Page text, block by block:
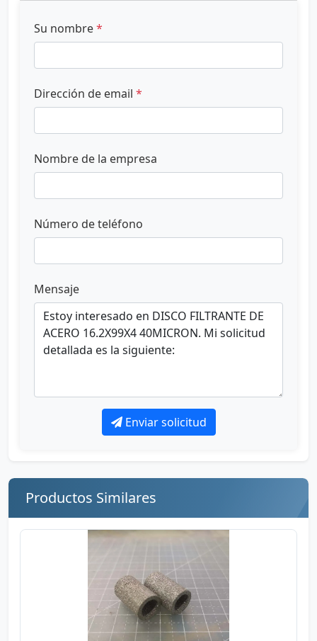
Su nombre*
Dirección de email *
Nombre de la empresa
Número de teléfono
Mensaje
Enviar solicitud
Productos Similares